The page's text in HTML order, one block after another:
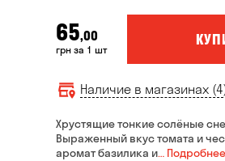
65,00
грн за 1 шт
Наличие в магазинах
Хрустящие тонкие солёные
Выраженный вкус томата и
аромат базилика и… Подробнее